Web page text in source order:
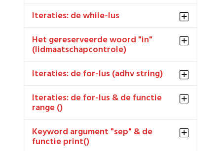
Iteraties: de while-lus
Het gereserveerde woord "in"
(lidmaatschapcontrole)
Iteraties: de for-lus (adhv string)
Iteraties: de for-lus & de functie
range ()
Keyword argument "sep" & de
functie print()